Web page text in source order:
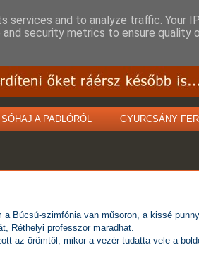
SÓHAJ A PADLÓRÓL GYURCSÁNY
a Búcsú-szimfónia van műsoron, a kissé
Réthelyi professzor maradhat.
az örömtől, mikor a vezér tudatta vele a
and to analyze traffic. Your
security metrics to ensure quality